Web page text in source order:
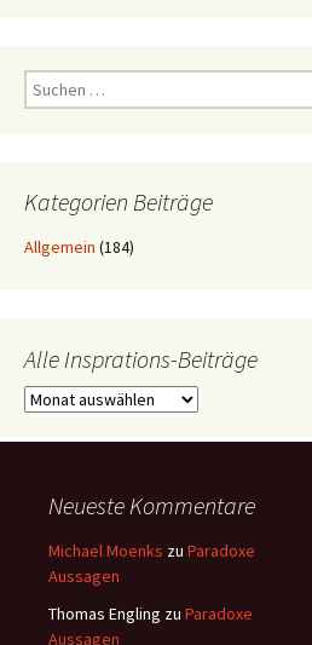
Suchen
nach:
Kategorien Beiträge
Allgemein (184)
Alle Insprations-Beiträge
Alle
Beiträge
Neueste Kommentare
Michael Moenks zu Paradoxe
Aussagen
Thomas Engling zu Paradoxe
Aussagen